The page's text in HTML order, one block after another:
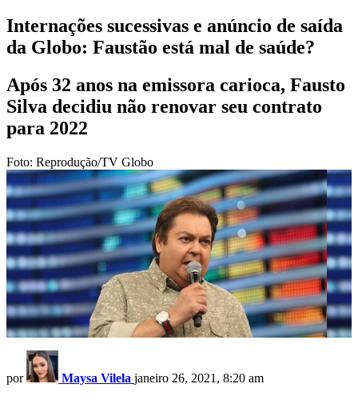
Internações sucessivas e anúncio de saída
da Globo: Faustão está mal de saúde?
Após 32 anos na emissora carioca, Fausto
Silva decidiu não renovar seu contrato
para 2022
Foto: Reprodução/TV Globo
por Maysa Vilela janeiro 26, 2021, 8:20 am